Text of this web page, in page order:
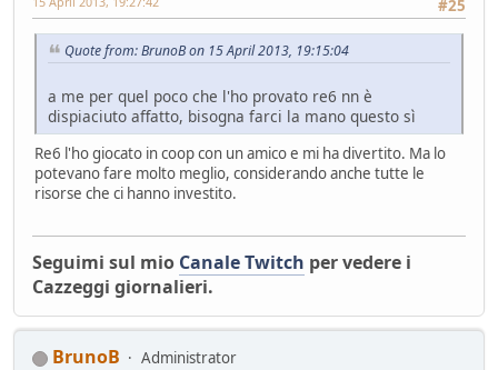
#25
Quote from: BrunoB on 15 April 2013, 19:15:04
a me per quel poco che l'ho provato re6 nn è
dispiaciuto affatto, bisogna farci la mano questo sì
Re6 l'ho giocato in coop con un amico e mi ha divertito. Ma lo
potevano fare molto meglio, considerando anche tutte le
risorse che ci hanno investito.
Seguimi sul mio Canale Twitch per vedere i
Cazzeggi giornalieri.
BrunoB
Administrator